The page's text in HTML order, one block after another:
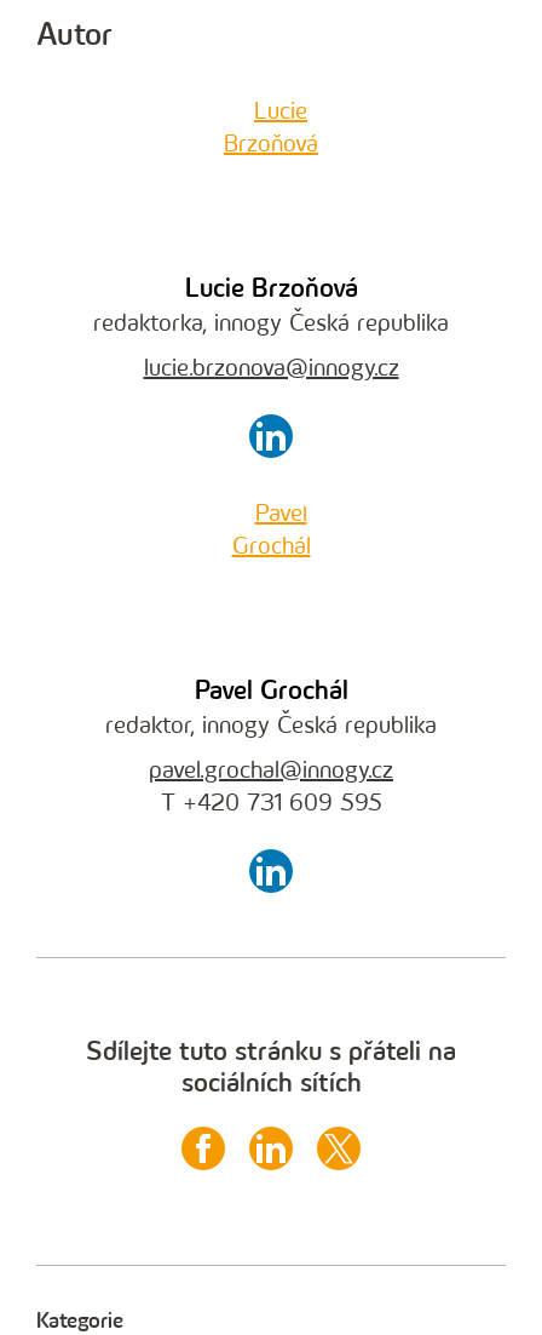
Autor
Lucie Brzoňová
redaktorka, innogy Česká republika
lucie.brzonova@innogy.cz
Pavel Grochál
redaktor, innogy Česká republika
pavel.grochal@innogy.cz
T +420 731 609 595
Sdílejte tuto stránku s přáteli na
sociálních sítích
Kategorie